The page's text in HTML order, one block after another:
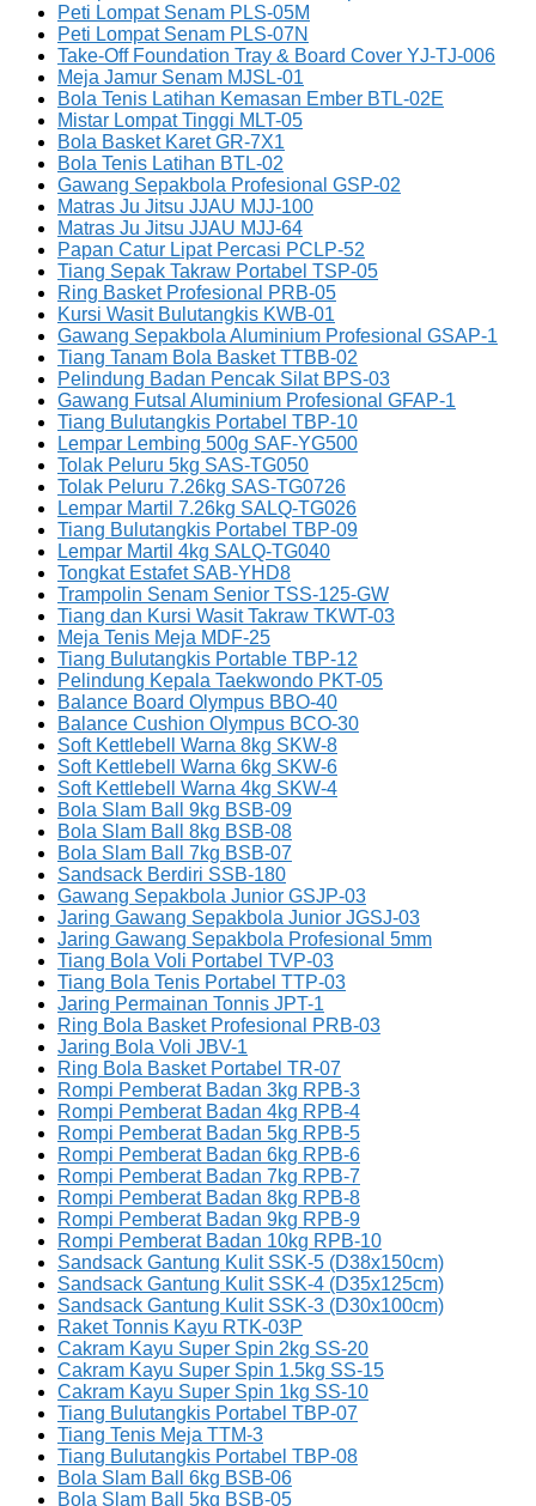
Peti Lompat Senam PLS-05M
Peti Lompat Senam PLS-07N
Take-Off Foundation Tray & Board Cover YJ-TJ-006
Meja Jamur Senam MJSL-01
Bola Tenis Latihan Kemasan Ember BTL-02E
Mistar Lompat Tinggi MLT-05
Bola Basket Karet GR-7X1
Bola Tenis Latihan BTL-02
Gawang Sepakbola Profesional GSP-02
Matras Ju Jitsu JJAU MJJ-100
Matras Ju Jitsu JJAU MJJ-64
Papan Catur Lipat Percasi PCLP-52
Tiang Sepak Takraw Portabel TSP-05
Ring Basket Profesional PRB-05
Kursi Wasit Bulutangkis KWB-01
Gawang Sepakbola Aluminium Profesional GSAP-1
Tiang Tanam Bola Basket TTBB-02
Pelindung Badan Pencak Silat BPS-03
Gawang Futsal Aluminium Profesional GFAP-1
Tiang Bulutangkis Portabel TBP-10
Lempar Lembing 500g SAF-YG500
Tolak Peluru 5kg SAS-TG050
Tolak Peluru 7.26kg SAS-TG0726
Lempar Martil 7.26kg SALQ-TG026
Tiang Bulutangkis Portabel TBP-09
Lempar Martil 4kg SALQ-TG040
Tongkat Estafet SAB-YHD8
Trampolin Senam Senior TSS-125-GW
Tiang dan Kursi Wasit Takraw TKWT-03
Meja Tenis Meja MDF-25
Tiang Bulutangkis Portable TBP-12
Pelindung Kepala Taekwondo PKT-05
Balance Board Olympus BBO-40
Balance Cushion Olympus BCO-30
Soft Kettlebell Warna 8kg SKW-8
Soft Kettlebell Warna 6kg SKW-6
Soft Kettlebell Warna 4kg SKW-4
Bola Slam Ball 9kg BSB-09
Bola Slam Ball 8kg BSB-08
Bola Slam Ball 7kg BSB-07
Sandsack Berdiri SSB-180
Gawang Sepakbola Junior GSJP-03
Jaring Gawang Sepakbola Junior JGSJ-03
Jaring Gawang Sepakbola Profesional 5mm
Tiang Bola Voli Portabel TVP-03
Tiang Bola Tenis Portabel TTP-03
Jaring Permainan Tonnis JPT-1
Ring Bola Basket Profesional PRB-03
Jaring Bola Voli JBV-1
Ring Bola Basket Portabel TR-07
Rompi Pemberat Badan 3kg RPB-3
Rompi Pemberat Badan 4kg RPB-4
Rompi Pemberat Badan 5kg RPB-5
Rompi Pemberat Badan 6kg RPB-6
Rompi Pemberat Badan 7kg RPB-7
Rompi Pemberat Badan 8kg RPB-8
Rompi Pemberat Badan 9kg RPB-9
Rompi Pemberat Badan 10kg RPB-10
Sandsack Gantung Kulit SSK-5 (D38x150cm)
Sandsack Gantung Kulit SSK-4 (D35x125cm)
Sandsack Gantung Kulit SSK-3 (D30x100cm)
Raket Tonnis Kayu RTK-03P
Cakram Kayu Super Spin 2kg SS-20
Cakram Kayu Super Spin 1.5kg SS-15
Cakram Kayu Super Spin 1kg SS-10
Tiang Bulutangkis Portabel TBP-07
Tiang Tenis Meja TTM-3
Tiang Bulutangkis Portabel TBP-08
Bola Slam Ball 6kg BSB-06
Bola Slam Ball 5kg BSB-05